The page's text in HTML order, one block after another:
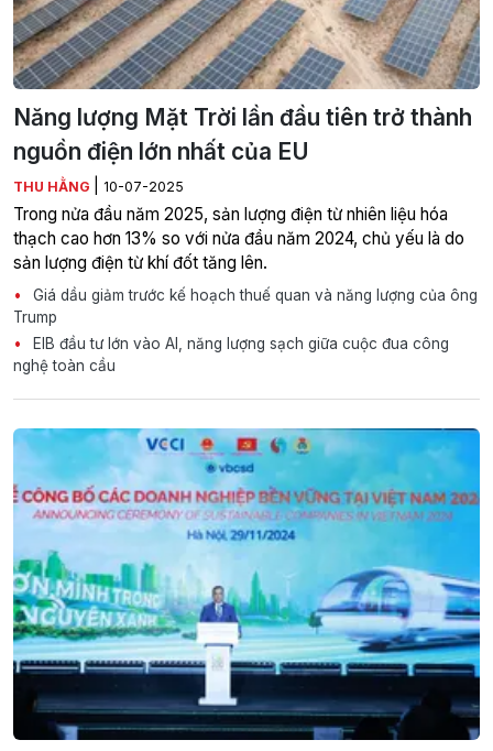
Năng lượng Mặt Trời lần đầu tiên trở thành
nguồn điện lớn nhất của EU
THU HẰNG 10-07-2025
Trong nửa đầu năm 2025, sản lượng điện từ nhiên liệu hóa
thạch cao hơn 13% so với nửa đầu năm 2024, chủ yếu là do
sản lượng điện từ khí đốt tăng lên.
Giá dầu giảm trước kế hoạch thuế quan và năng lượng của ông
Trump
EIB đầu tư lớn vào AI, năng lượng sạch giữa cuộc đua công
nghệ toàn cầu